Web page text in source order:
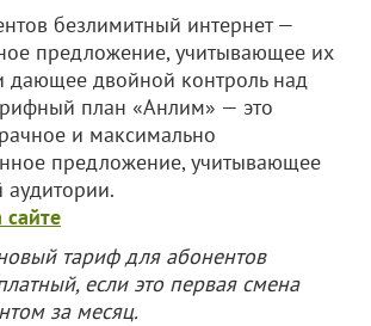
безлимитный интернет —
предложение, учитывающее их
дающее двойной контроль над
план «Анлим» — это
и максимально
предложение, учитывающее
аудитории.
сайте
тариф для абонентов
если это первая смена
за месяц.